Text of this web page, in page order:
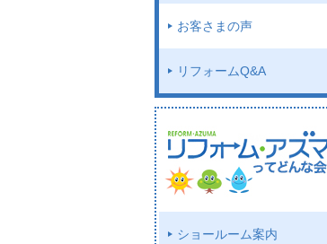
お客さまの声
リフォームQ&A
ショールーム案内